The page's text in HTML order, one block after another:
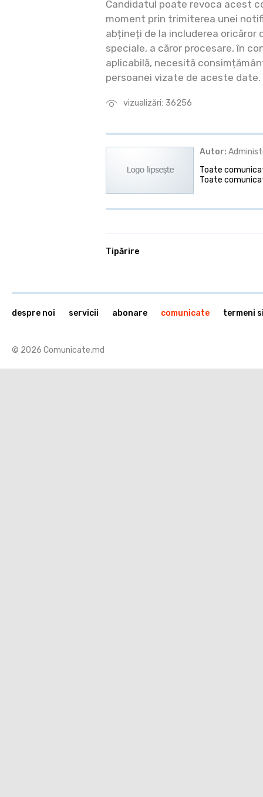
vizualizări: 36256
Candidatul poate revoca acest
moment prin trimiterea unei
abțineți de la includerea
speciale, a căror procesare, în
aplicabilă, necesită
persoanei vizate de aceste date.
Autor:
Toate
Toate
Tipărire
© 2026 Comunicate.md
despre noi servicii abonare comunicate termeni